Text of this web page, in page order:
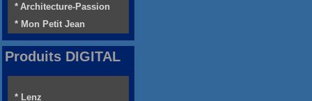
* Architecture-Passion
* Mon Petit Jean
Produits DIGITAL
* Lenz